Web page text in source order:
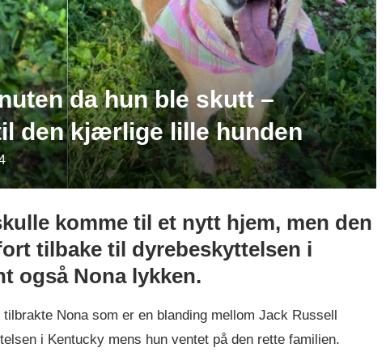
da hun ble skutt –
den kjærlige lille hunden
komme til et nytt hjem, men den
tilbake til dyrebeskyttelsen i
også Nona lykken.
Nona som er en blanding mellom Jack Russell
i Kentucky mens hun ventet på den rette familien.